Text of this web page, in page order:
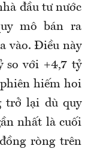
đầu tư nước
mô bán ra
vào. Điều này
so với +4,7 tỷ
hiếm hoi
trở lại dù quy
nhất là cuối
ròng trên